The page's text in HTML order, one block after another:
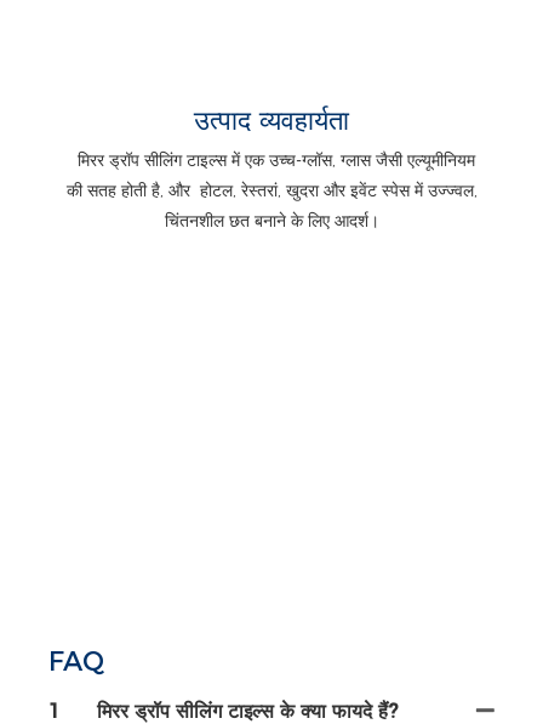
उत्पाद व्यवहार्यता
मिरर ड्रॉप सीलिंग टाइल्स में एक उच्च-ग्लॉस, ग्लास जैसी एल्यूमीनियम
की सतह होती है, और होटल, रेस्तरां, खुदरा और इवेंट स्पेस में उज्ज्वल,
चिंतनशील छत बनाने के लिए आदर्श।
FAQ
1 मिरर ड्रॉप सीलिंग टाइल्स के क्या फायदे हैं?